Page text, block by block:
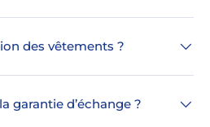
des vêtements ?
garantie d’échange ?